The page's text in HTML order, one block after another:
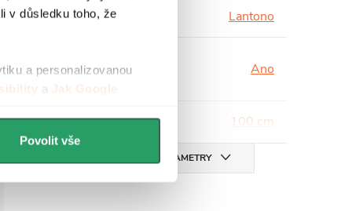
v důsledku toho, že
a personalizovanou
a Jak Google
Povolit vše
Série: Lantono
Close:
Ano
Šířka: 100 cm
VŠECHNY PARAMETRY